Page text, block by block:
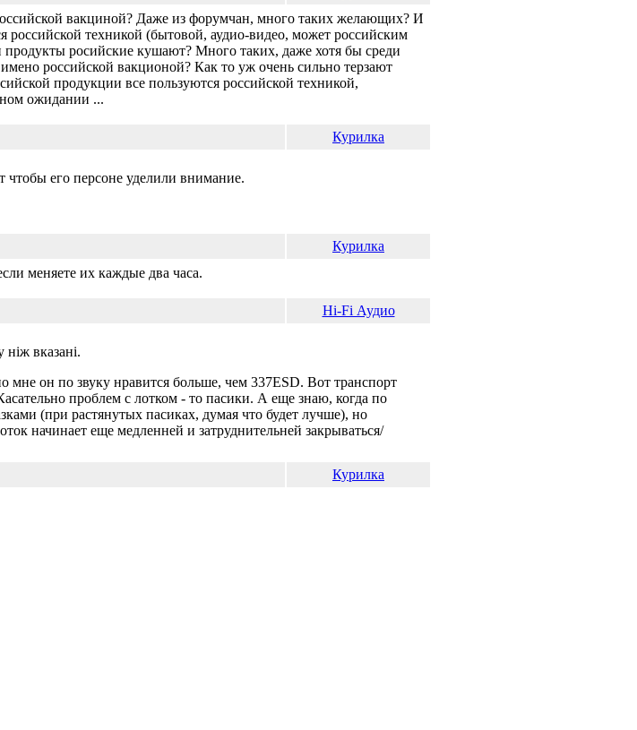
вакциной? Даже из форумчан, много таких желающих? И
техникой (бытовой, аудио-видео, может российским
росийские кушают? Много таких, даже хотя бы среди
российской вакционой? Как то уж очень сильно терзают
продукции все пользуются российской техникой,
ожидании ...
Курилка
его персоне уделили внимание.
Курилка
меняете их каждые два часа.
Hi-Fi Аудио
вказані.
он по звуку нравится больше, чем 337ESD. Вот транспорт
проблем с лотком - то пасики. А еще знаю, когда по
(при растянутых пасиках, думая что будет лучше), но
начинает еще медленней и затруднительней закрываться/
Курилка